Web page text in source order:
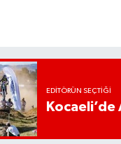
EDITÖRÜN SEÇTIĞI